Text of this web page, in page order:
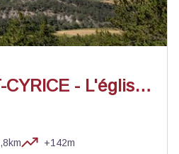
Saint-Cyrice - ©Aurélia Payelle - PNR
ÉTOILE-SAINT-CYRICE - L'église Saint-Cyrice
+142m